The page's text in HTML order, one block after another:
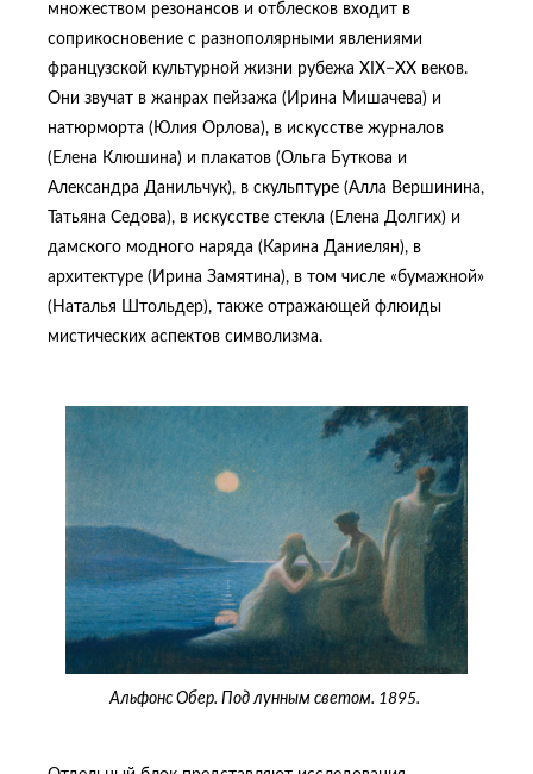
множеством резонансов и отблесков входит в
соприкосновение с разнополярными явлениями
французской культурной жизни рубежа XIX−XX веков.
Они звучат в жанрах пейзажа (Ирина Мишачева) и
натюрморта (Юлия Орлова), в искусстве журналов
(Елена Клюшина) и плакатов (Ольга Буткова и
Александра Данильчук), в скульптуре (Алла Вершинина,
Татьяна Седова), в искусстве стекла (Елена Долгих) и
дамского модного наряда (Карина Даниелян), в
архитектуре (Ирина Замятина), в том числе «бумажной»
(Наталья Штольдер), также отражающей флюиды
мистических аспектов символизма.
Альфонс Обер. Под лунным светом. 1895.